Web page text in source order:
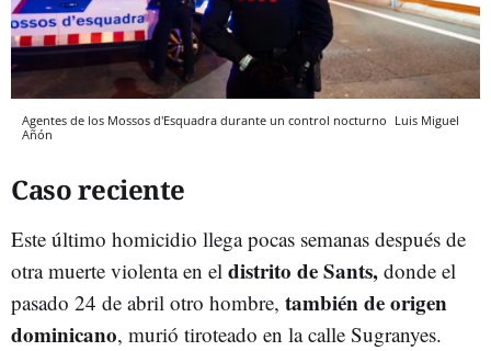
Agentes de los Mossos d'Esquadra durante un control nocturno Luis Miguel
Añón
Caso reciente
Este último homicidio llega pocas semanas después de
otra muerte violenta en el distrito de Sants, donde el
pasado 24 de abril otro hombre, también de origen
dominicano, murió tiroteado en la calle Sugranyes.